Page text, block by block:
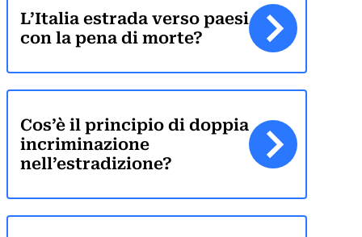
L’Italia estrada verso paesi
con la pena di morte?
Cos’è il principio di doppia
incriminazione
nell’estradizione?